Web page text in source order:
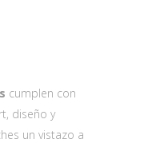
cumplen con
diseño y
un vistazo a